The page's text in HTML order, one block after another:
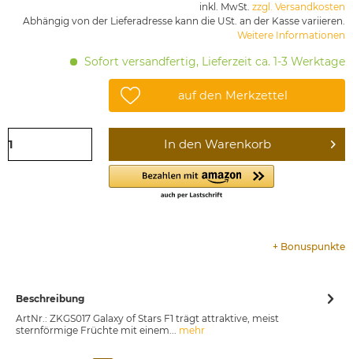
inkl. MwSt. zzgl. Versandkosten
Abhängig von der Lieferadresse kann die USt. an der Kasse variieren.
Weitere Informationen
Sofort versandfertig, Lieferzeit ca. 1-3 Werktage
auf den Merkzettel
In den Warenkorb
+ Bonuspunkte
Beschreibung
ArtNr.: ZKGS017 Galaxy of Stars F1 trägt attraktive, meist
sternförmige Früchte mit einem... mehr